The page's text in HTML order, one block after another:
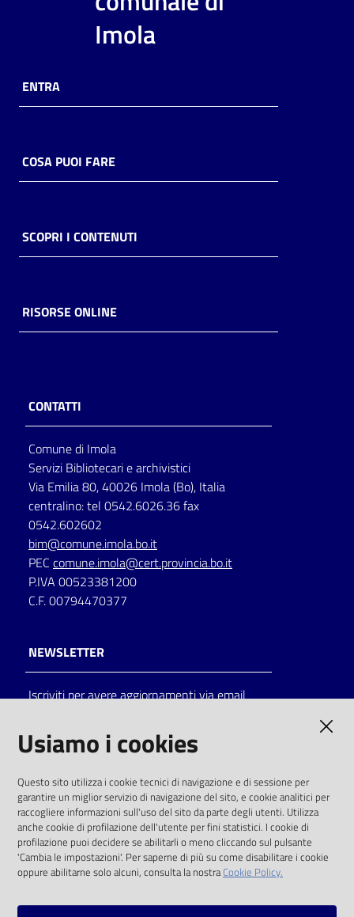
Imola
ENTRA
COSA PUOI FARE
SCOPRI I CONTENUTI
RISORSE ONLINE
CONTATTI
Comune di Imola
Servizi Bibliotecari e archivistici
Via Emilia 80, 40026 Imola (Bo), Italia
centralino: tel 0542.6026.36 fax
0542.602602
bim@comune.imola.bo.it
PEC comune.imola@cert.provincia.bo.it
P.IVA 00523381200
C.F. 00794470377
NEWSLETTER
Iscriviti per avere aggiornamenti via email
solo alle condizioni previste dalla direttiva
comunitaria 2003/98/CE e dal d.lgs. 36/2006
SOCIAL
Instagram
Usiamo i cookies
Questo sito utilizza i cookie tecnici di navigazione e di sessione per
garantire un miglior servizio di navigazione del sito, e cookie analitici per
raccogliere informazioni sull'uso del sito da parte degli utenti. Utilizza
anche cookie di profilazione dell'utente per fini statistici. I cookie di
profilazione puoi decidere se abilitarli o meno cliccando sul pulsante
'Cambia le impostazioni'. Per saperne di più su come disabilitare i cookie
oppure abilitarne solo alcuni, consulta la nostraCookie Policy.